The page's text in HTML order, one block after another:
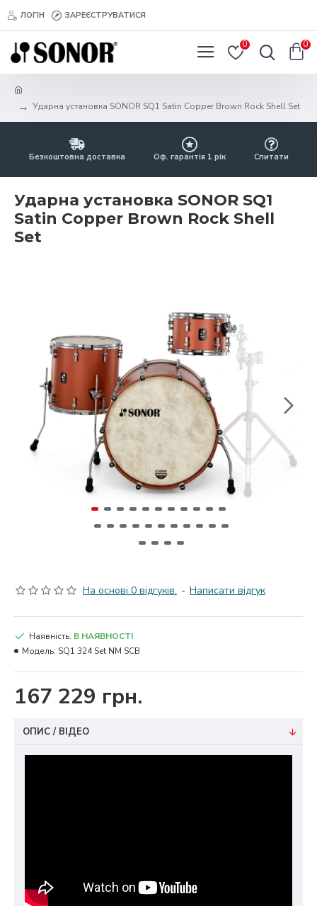
ЛОГІН ЗАРЕЄСТРУВАТИСЯ
0 0
Ударна установка SONOR SQ1 Satin Copper Brown Rock Shell Set
Безкоштовна доставка Оф. гарантія 1 рік Спитати
Ударна установка SONOR SQ1
Satin Copper Brown Rock Shell
Set
На основі 0 відгуків. - Написати відгук
167 229 грн.
Наявність: В НАЯВНОСТІ
Модель: SQ1 324 Set NM SCB
ОПИС / ВІДЕО